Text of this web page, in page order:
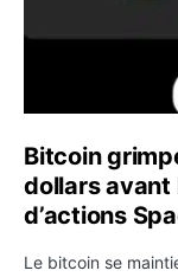
Bitcoin
dollars avant
d’actions
Le bitcoin se